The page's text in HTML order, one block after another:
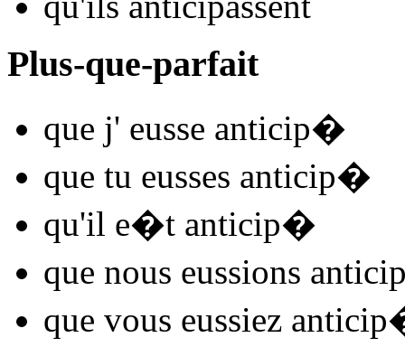
Plus-que-parfait
que j' eusse anticip�
que tu eusses anticip�
qu'il e�t anticip�
que nous eussions
que vous eussiez anticip